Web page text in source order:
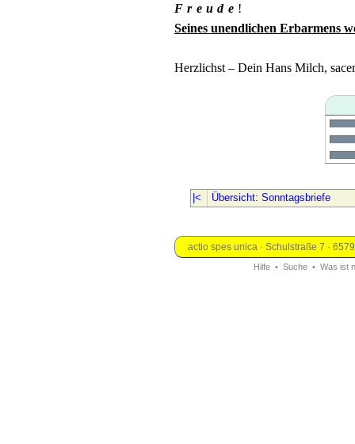
Freude !
Seines unendlichen Erbarmens
Herzlichst – Dein Hans Milch,
Übersicht: Sonntagsbriefe
actio spes unica · Schulstraße 7 ·
Hilfe • Suche • Was ist